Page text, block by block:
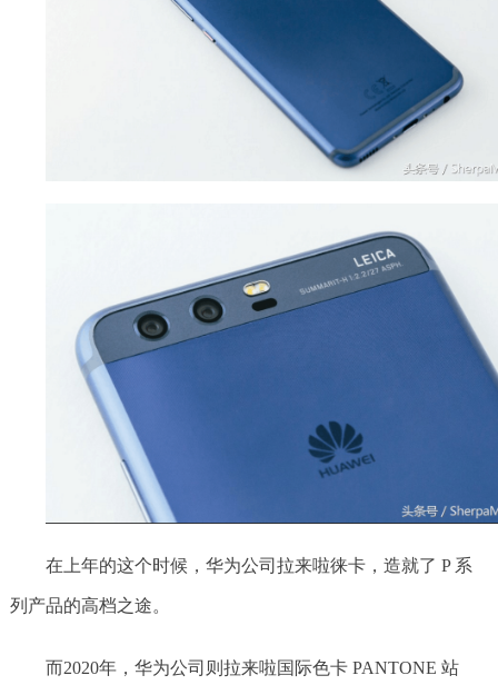
在上年的这个时候，华为公司拉来啦徕卡，造就了 P 系
列产品的高档之途。
而2020年，华为公司则拉来啦国际色卡 PANTONE 站